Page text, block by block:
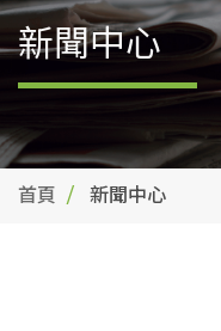
新聞中心
首頁 新聞中心